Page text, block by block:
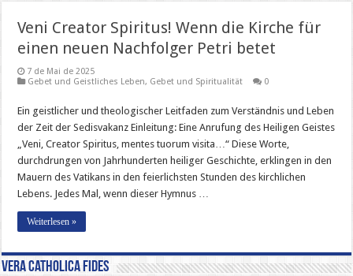
Veni Creator Spiritus! Wenn die Kirche für
einen neuen Nachfolger Petri betet
7 de Mai de 2025
Gebet und Geistliches Leben, Gebet und Spiritualität 0
Ein geistlicher und theologischer Leitfaden zum Verständnis und Leben
der Zeit der Sedisvakanz Einleitung: Eine Anrufung des Heiligen Geistes
„Veni, Creator Spiritus, mentes tuorum visita…“ Diese Worte,
durchdrungen von Jahrhunderten heiliger Geschichte, erklingen in den
Mauern des Vatikans in den feierlichsten Stunden des kirchlichen
Lebens. Jedes Mal, wenn dieser Hymnus …
Weiterlesen »
Vera Catholica Fides